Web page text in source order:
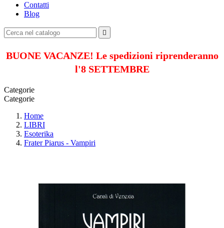
Contatti
Blog

BUONE VACANZE! Le spedizioni riprenderanno
l'8 SETTEMBRE
Categorie
Categorie
Home
LIBRI
Esoterika
Frater Piarus - Vampiri